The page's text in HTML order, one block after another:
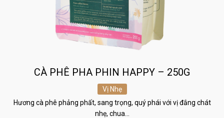
CÀ PHÊ PHA PHIN HAPPY – 250G
Vị Nhẹ
Hương cà phê phảng phất, sang trọng, quý phái với vị đắng chát
nhẹ, chua…